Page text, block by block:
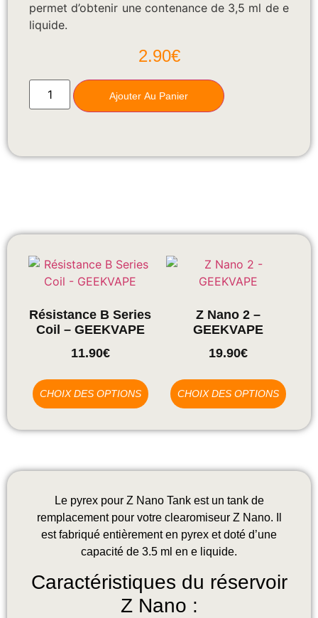
permet d’obtenir une contenance de 3,5 ml de e
liquide.
2.90€
Ajouter Au Panier
Résistance B Series
Coil – GEEKVAPE
11.90€
CHOIX DES OPTIONS
Z Nano 2 –
GEEKVAPE
19.90€
CHOIX DES OPTIONS
Le pyrex pour Z Nano Tank est un tank de
remplacement pour votre clearomiseur Z Nano. Il
est fabriqué entièrement en pyrex et doté d’une
capacité de 3.5 ml en e liquide.
Caractéristiques du réservoir
Z Nano :